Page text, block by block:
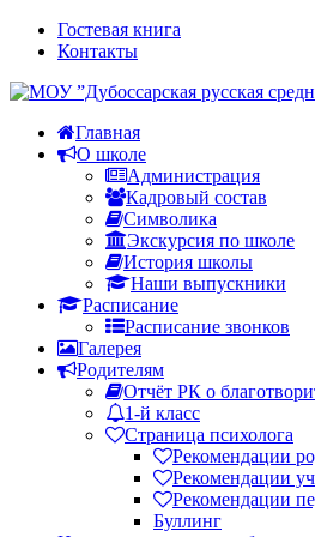
Гостевая книга
Контакты
Главная
О школе
Администрация
Кадровый состав
Символика
Экскурсия по школе
История школы
Наши выпускники
Расписание
Расписание звонков
Галерея
Родителям
Отчёт РК о
1-й класс
Страница психолога
Рекомендации
Рекомендации
Рекомендации
Буллинг